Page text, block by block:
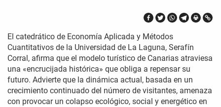
El catedrático de Economía Aplicada y Métodos
Cuantitativos de la Universidad de La Laguna, Serafín
Corral, afirma que el modelo turístico de Canarias atraviesa
una «encrucijada histórica» que obliga a repensar su
futuro. Advierte que la dinámica actual, basada en un
crecimiento continuado del número de visitantes, amenaza
con provocar un colapso ecológico, social y energético en